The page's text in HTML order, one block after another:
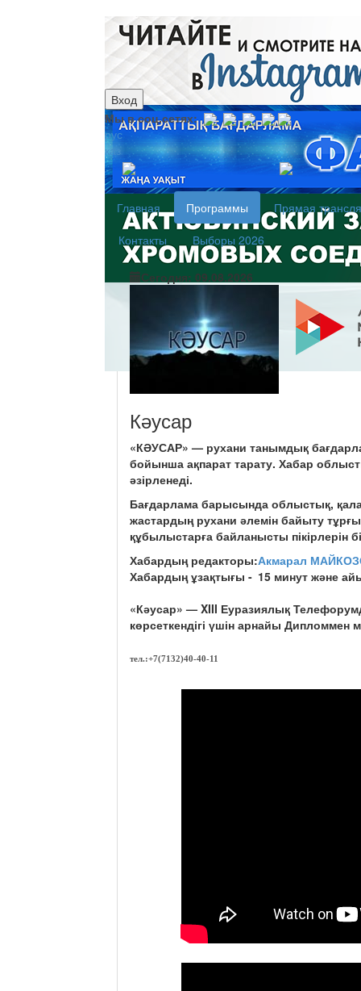
Вход
Мы в соц.сетях:
рус
каз
Главная Программы
Прямая
Контакты
Выборы 2026
Сегодня: 09.08.2026
Кәусар
«КӘУСАР» — рухани танымдық
бойынша ақпарат тарату. Хабар
әзірленеді.
Бағдарлама барысында облыстық,
жастардың рухани әлемін байыту
құбылыстарға байланысты пікірлерін
Хабардың редакторы:Акмарал
Хабардың ұзақтығы - 15 минут және
«Кәусар» — XIII Еуразиялық
көрсеткендігі үшін арнайы Дипломмен
тел.:+7(7132)40-40-11